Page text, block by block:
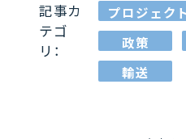
記事カ
テゴ
リ：
プロジェク
政策
輸送